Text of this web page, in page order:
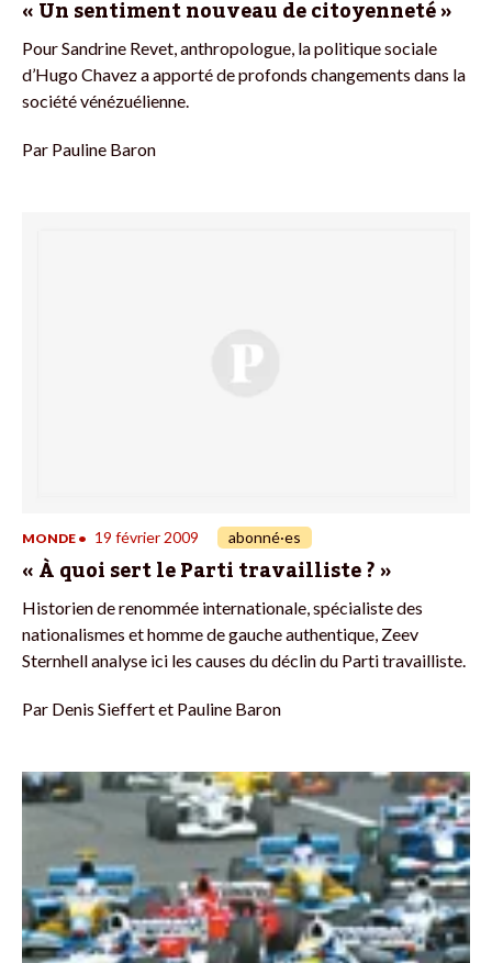
« Un sentiment nouveau de citoyenneté »
Pour Sandrine Revet, anthropologue, la politique sociale
d’Hugo Chavez a apporté de profonds changements dans la
société vénézuélienne.
Par Pauline Baron
MONDE • 19 février 2009 abonné·es
« À quoi sert le Parti travailliste ? »
Historien de renommée internationale, spécialiste des
nationalismes et homme de gauche authentique, Zeev
Sternhell analyse ici les causes du déclin du Parti travailliste.
Par Denis Sieffert et Pauline Baron